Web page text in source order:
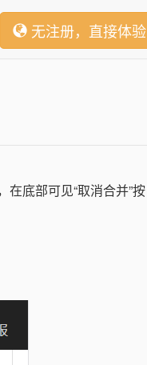
无注册，直接体验
底部可见“取消合并”按